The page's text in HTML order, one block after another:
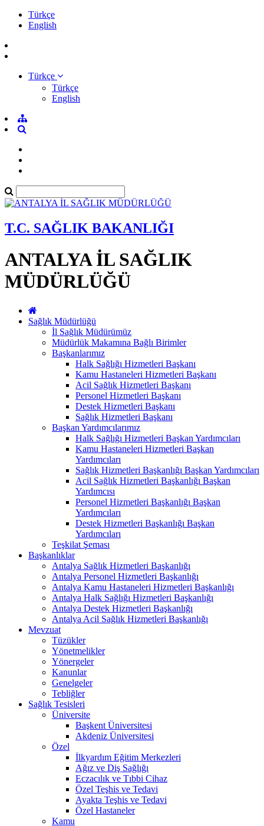
Türkçe
English
Türkçe
Türkçe
English
T.C. SAĞLIK BAKANLIĞI
ANTALYA İL SAĞLIK
MÜDÜRLÜĞÜ
Sağlık Müdürlüğü
İl Sağlık Müdürümüz
Müdürlük Makamına Bağlı Birimler
Başkanlarımız
Halk Sağlığı Hizmetleri Başkanı
Kamu Hastaneleri Hizmetleri Başkanı
Acil Sağlık Hizmetleri Başkanı
Personel Hizmetleri Başkanı
Destek Hizmetleri Başkanı
Sağlık Hizmetleri Başkanı
Başkan Yardımcılarımız
Halk Sağlığı Hizmetleri Başkan Yardımcıları
Kamu Hastaneleri Hizmetleri Başkan
Yardımcıları
Sağlık Hizmetleri Başkanlığı Başkan Yardımcıları
Acil Sağlık Hizmetleri Başkanlığı Başkan
Yardımcısı
Personel Hizmetleri Başkanlığı Başkan
Yardımcıları
Destek Hizmetleri Başkanlığı Başkan
Yardımcıları
Teşkilat Şeması
Başkanlıklar
Antalya Sağlık Hizmetleri Başkanlığı
Antalya Personel Hizmetleri Başkanlığı
Antalya Kamu Hastaneleri Hizmetleri Başkanlığı
Antalya Halk Sağlığı Hizmetleri Başkanlığı
Antalya Destek Hizmetleri Başkanlığı
Antalya Acil Sağlık Hizmetleri Başkanlığı
Mevzuat
Tüzükler
Yönetmelikler
Yönergeler
Kanunlar
Genelgeler
Tebliğler
Sağlık Tesisleri
Üniversite
Başkent Üniversitesi
Akdeniz Üniversitesi
Özel
İlkyardım Eğitim Merkezleri
Ağız ve Diş Sağlığı
Eczacılık ve Tıbbi Cihaz
Özel Teşhis ve Tedavi
Ayakta Teşhis ve Tedavi
Özel Hastaneler
Kamu